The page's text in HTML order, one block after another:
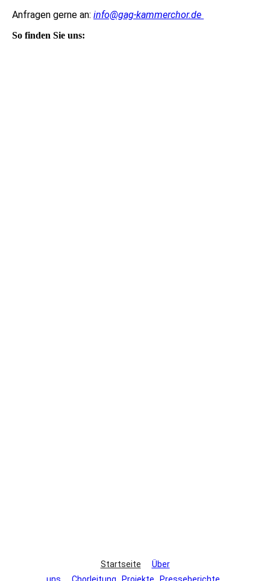
Anfragen gerne an: info@gag-kammerchor.de
So finden Sie uns:
Startseite
Über
uns
Chorleitung Projekte Presseberichte